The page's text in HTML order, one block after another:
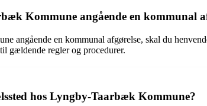
Kommune angående en kommunal
angående en kommunal afgørelse, skal du
gældende regler og procedurer.
hos Lyngby-Taarbæk Kommune?